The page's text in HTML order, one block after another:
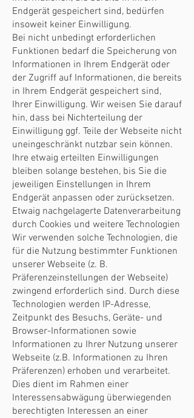
Endgerät gespeichert sind, bedürfen
insoweit keiner Einwilligung.
Bei nicht unbedingt erforderlichen
Funktionen bedarf die Speicherung von
Informationen in Ihrem Endgerät oder
der Zugriff auf Informationen, die bereits
in Ihrem Endgerät gespeichert sind,
Ihrer Einwilligung. Wir weisen Sie darauf
hin, dass bei Nichterteilung der
Einwilligung ggf. Teile der Webseite nicht
uneingeschränkt nutzbar sein können.
Ihre etwaig erteilten Einwilligungen
bleiben solange bestehen, bis Sie die
jeweiligen Einstellungen in Ihrem
Endgerät anpassen oder zurücksetzen.
Etwaig nachgelagerte Datenverarbeitung
durch Cookies und weitere Technologien
Wir verwenden solche Technologien, die
für die Nutzung bestimmter Funktionen
unserer Webseite (z. B.
Präferenzeinstellungen der Webseite)
zwingend erforderlich sind. Durch diese
Technologien werden IP-Adresse,
Zeitpunkt des Besuchs, Geräte- und
Browser-Informationen sowie
Informationen zu Ihrer Nutzung unserer
Webseite (z.B. Informationen zu Ihren
Präferenzen) erhoben und verarbeitet.
Dies dient im Rahmen einer
Interessensabwägung überwiegenden
berechtigten Interessen an einer